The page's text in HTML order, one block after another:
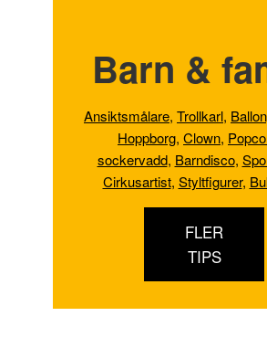
Barn &
Ansiktsmålare, Trollkarl,
Hoppborg, Clown,
sockervadd, Barndisco,
Cirkusartist, Styltfigurer,
FLER
TIPS